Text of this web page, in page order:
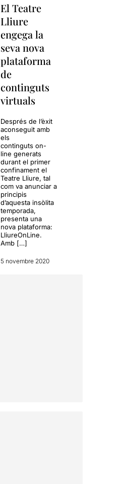
El Teatre
Lliure
engega la
seva nova
plataforma
de
continguts
virtuals
Després de l’èxit
aconseguit amb
els
continguts on-
line generats
durant el primer
confinament el
Teatre Lliure, tal
com va anunciar a
principis
d’aquesta insòlita
temporada,
presenta una
nova plataforma:
LliureOnLine.
Amb […]
5 novembre 2020